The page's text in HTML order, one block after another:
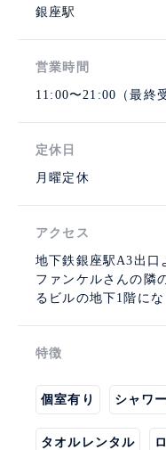
銀座駅
営業時間
11:00〜21:00（最終
定休日
月曜定休
アクセス
地下鉄銀座駅A3出口
ファンケルさんの隣
るビルの地下1階にな
特徴
個室有り シャワ
タオルレンタル